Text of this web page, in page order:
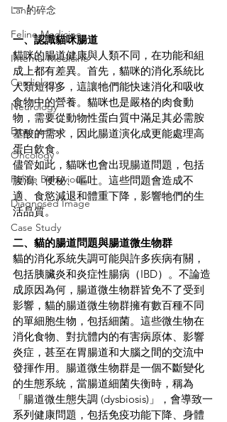
Lan的碎念
Feline Medicine
Internal Medicine
Cardiology
Neurology
Emergency
Oncology
Feline Behaviour
Diagnosed Image
Case Study
一！
一、認識貓咪腸道
貓咪的腸道健康與人類不同，在功能和組
成上都有差異。首先，貓咪的消化系統比
人類短得多，這讓牠們能快速消化和吸收
食物中的營養。貓咪也是嚴格的肉食動
物，需要從動物性蛋白質中滿足其必需胺
基酸的需求，因此腸道演化成更能處理高
蛋白飲食。
儘管如此，貓咪也會出現腸道問題，包括
腹瀉、便秘、嘔吐。這些問題會造成不
適、食慾減退和體重下降，影響牠們的生
活品質。
二、貓的腸道問題與腸道微生物群
貓的消化系統失調可能與許多疾病有關，
包括胰臟炎和炎症性腸病（IBD）。不論造
成原因為何，腸道微生物群皆免不了受到
影響，貓的腸道微生物群擁有數百種不同
的單細胞生物，包括細菌。這些微生物在
消化食物、對抗體内的有害病原体、影響
炎症，甚至在胃腸道和大腦之間的交流中
發揮作用。腸道微生物群是一個不斷變化
的生態系統，當腸道細菌失衡時，稱為
「腸道微生態失調 (dysbiosis)」，會導致一
系列健康問題，包括免疫功能下降、身體